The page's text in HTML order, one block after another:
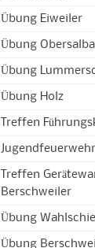
Übung Eiweiler
Übung
Übung
Übung Holz
Treffen
Treffen
Berschweiler
Übung
Übung